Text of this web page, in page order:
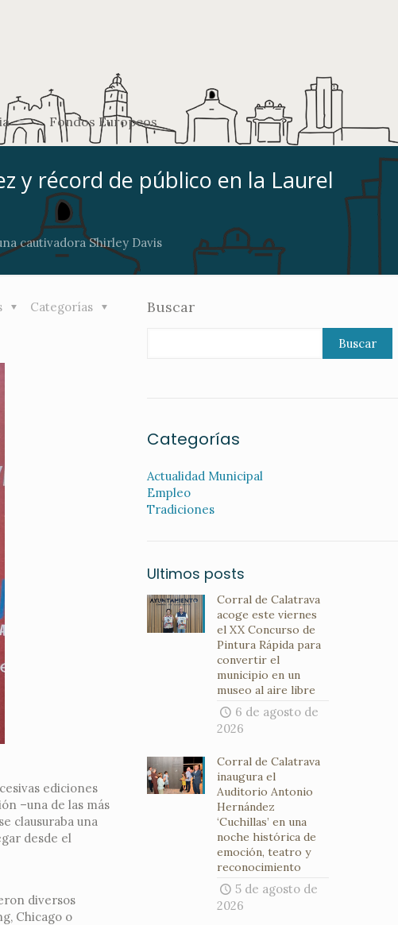
Fondos Europeos
y récord de público en la Laurel
cautivadora Shirley Davis
Categorías
ediciones
–una de las más
clausuraba una
desde el
diversos
Chicago o
Buscar
Buscar
Categorías
Actualidad Municipal
Empleo
Tradiciones
Ultimos posts
Corral de Calatrava
acoge este viernes
el XX Concurso de
Pintura Rápida para
convertir el
municipio en un
museo al aire libre
6 de agosto de
2026
Corral de Calatrava
inaugura el
Auditorio Antonio
Hernández
‘Cuchillas’ en una
noche histórica de
emoción, teatro y
reconocimiento
5 de agosto de
2026